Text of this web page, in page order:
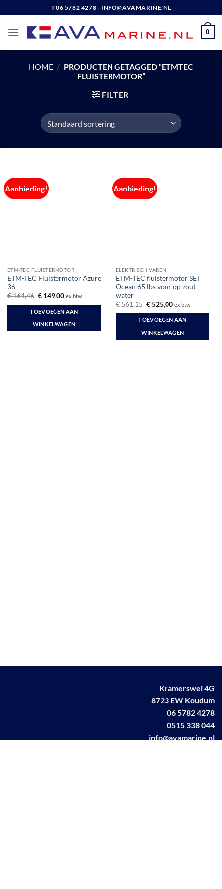
naar
inhoud
T 06 5782 4278 - INFO@AVAMARINE.NL
0
HOME / PRODUCTEN GETAGGED “ETMTEC
FLUISTERMOTOR”
FILTER
Aanbieding!
ETM-TEC FLUISTERMOTOR
ETM-TEC Fluistermotor Azure
36
€164,46 Oorspronkelijke
was:
€ 164,46.
€149,00Huidige
is:
€ 149,00.
ex btw
TOEVOEGEN AAN
WINKELWAGEN
Aanbieding!
ELEKTRISCH VAREN
ETM-TEC fluistermotor SET
Ocean 65 lbs voor op zout
water
€561,15 Oorspronkelijke
was:
€ 561,15.
€525,00Huidige
is:
€ 525,00.
ex btw
TOEVOEGEN AAN
WINKELWAGEN
Kramerswei 4G
8723 EW Koudum
06 5782 4278
0515 338 044
info@avamarine.nl